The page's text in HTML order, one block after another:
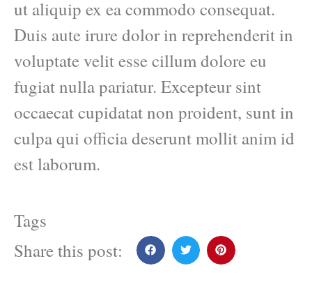
ut aliquip ex ea commodo consequat.
Duis aute irure dolor in reprehenderit in
voluptate velit esse cillum dolore eu
fugiat nulla pariatur. Excepteur sint
occaecat cupidatat non proident, sunt in
culpa qui officia deserunt mollit anim id
est laborum.
Tags
Share this post: